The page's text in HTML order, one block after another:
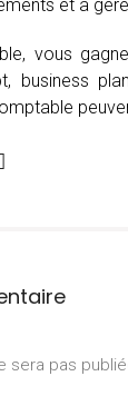
et à
vous
business
sera pas